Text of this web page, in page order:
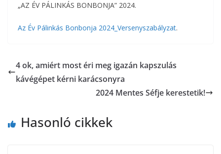
„AZ ÉV PÁLINKÁS BONBONJA” 2024.
Az Év Pálinkás Bonbonja 2024_Versenyszabályzat.
4 ok, amiért most éri meg igazán kapszulás
kávégépet kérni karácsonyra
2024 Mentes Séfje kerestetik!
Hasonló cikkek